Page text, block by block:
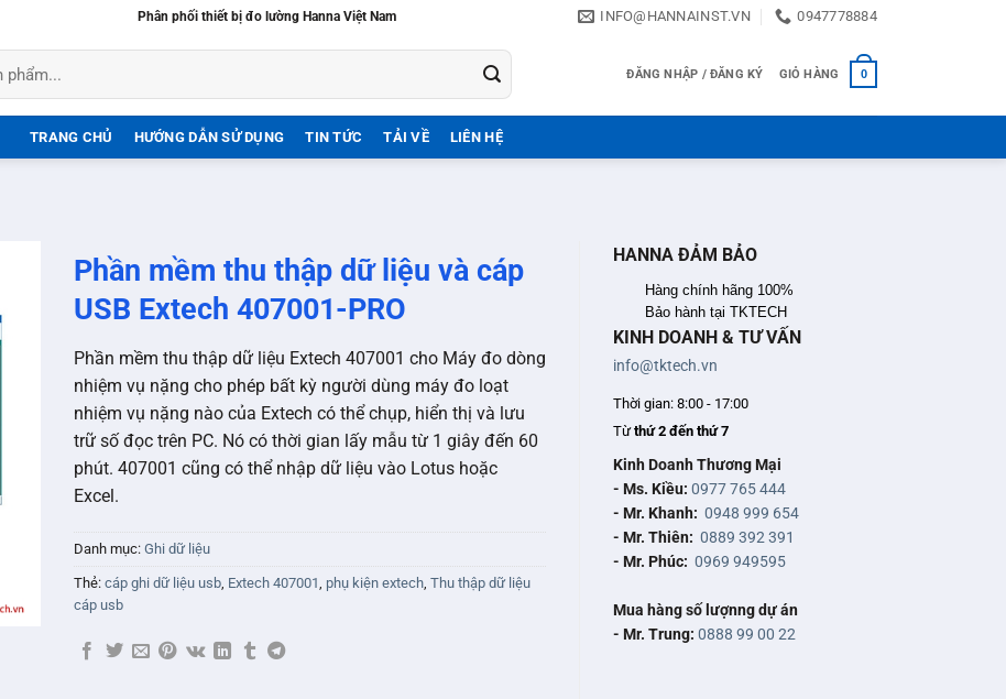
Phân phối thiết bị đo lường Hanna Việt Nam INFO@HANNAINST.VN 0947778884
ĐĂNG NHẬP / ĐĂNG KÝ GIỎ HÀNG 0
TRANG CHỦ HƯỚNG DẪN SỬ DỤNG TIN TỨC TẢI VỀ LIÊN HỆ
Phần mềm thu thập dữ liệu và cáp
USB Extech 407001-PRO
Phần mềm thu thập dữ liệu Extech 407001 cho Máy đo dòng
nhiệm vụ nặng cho phép bất kỳ người dùng máy đo loạt
nhiệm vụ nặng nào của Extech có thể chụp, hiển thị và lưu
trữ số đọc trên PC. Nó có thời gian lấy mẫu từ 1 giây đến 60
phút. 407001 cũng có thể nhập dữ liệu vào Lotus hoặc
Excel.
Danh mục: Ghi dữ liệu
Thẻ: cáp ghi dữ liệu usb, Extech 407001, phụ kiện extech, Thu thập dữ liệu
cáp usb
HANNA ĐẢM BẢO
Hàng chính hãng 100%
Bảo hành tại TKTECH
KINH DOANH & TƯ VẤN
info@tktech.vn
Thời gian: 8:00 - 17:00
Từthứ 2 đến thứ 7
Kinh Doanh Thương Mại
- Ms. Kiều: 0977 765 444
- Mr. Khanh: 0948 999 654
- Mr. Thiên: 0889 392 391
- Mr. Phúc: 0969 949595
Mua hàng số lượnng dự án
- Mr. Trung: 0888 99 00 22